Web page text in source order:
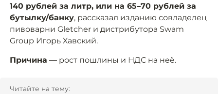
140 рублей за литр, или на 65–70 рублей за
бутылку/банку, рассказал изданию совладелец
пивоварни Gletcher и дистрибутора Swam
Group Игорь Хавский.
Причина — рост пошлины и НДС на неё.
Читайте на тему: